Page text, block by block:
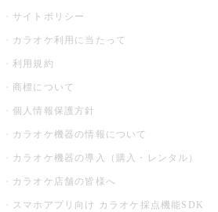
サイトポリシー
カラオケ利用に当たって
利用規約
商標について
個人情報保護方針
カラオケ機器の情報について
カラオケ機器の導入（購入・レンタル）
カラオケ店舗の皆様へ
スマホアプリ向け カラオケ採点機能SDK